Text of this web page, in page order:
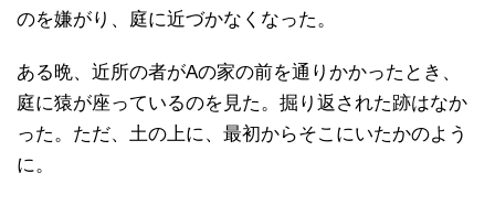
のを嫌がり、庭に近づかなくなった。
ある晩、近所の者がAの家の前を通りかかったとき、
庭に猿が座っているのを見た。掘り返された跡はなか
った。ただ、土の上に、最初からそこにいたかのよう
に。